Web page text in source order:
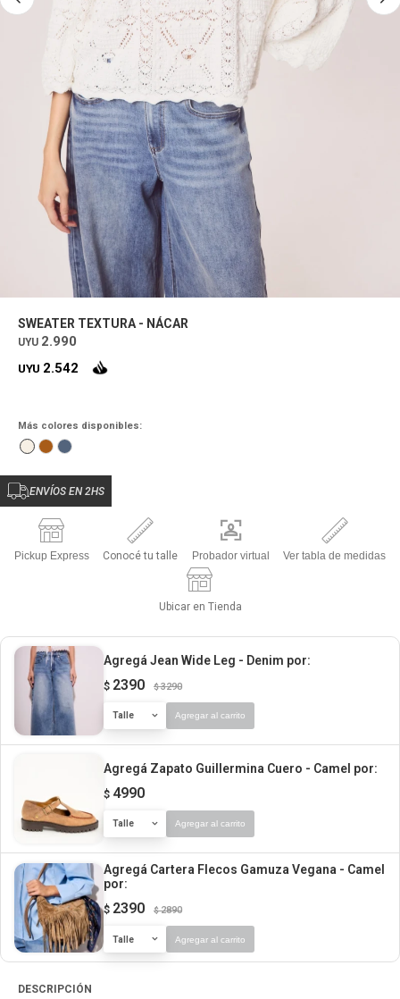
SWEATER TEXTURA - NÁCAR
UYU 2.990
UYU 2.542
Más colores disponibles:
ENVÍOS EN 2HS
Pickup Express Conocé tu talle Probador virtual Ver tabla de medidas
Ubicar en Tienda
Agregá Jean Wide Leg - Denim por:
$ 2390 $ 3290
Talle Agregar al carrito
Agregá Zapato Guillermina Cuero - Camel por:
$ 4990
Talle Agregar al carrito
Agregá Cartera Flecos Gamuza Vegana - Camel
por:
$ 2390 $ 2890
Talle Agregar al carrito
DESCRIPCIÓN